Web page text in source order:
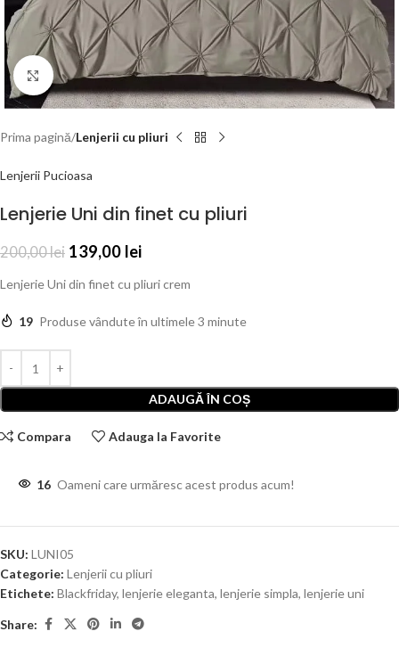
Click to enlarge
Prima pagină Lenjerii cu pliuri
Lenjerii Pucioasa
Lenjerie Uni din finet cu pliuri
200,00lei 139,00 lei
Lenjerie Uni din finet cu pliuri crem
19 Produse vândute în ultimele 3 minute
ADAUGĂ ÎN COȘ
Compara Adauga la Favorite
16 Oameni care urmăresc acest produs acum!
SKU: LUNI05
Categorie: Lenjerii cu pliuri
Etichete: Blackfriday, lenjerie eleganta, lenjerie simpla, lenjerie uni
Share: